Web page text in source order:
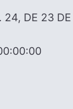
24, DE 23